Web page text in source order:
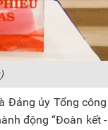
Đảng ủy Tổng công
động “Đoàn kết -